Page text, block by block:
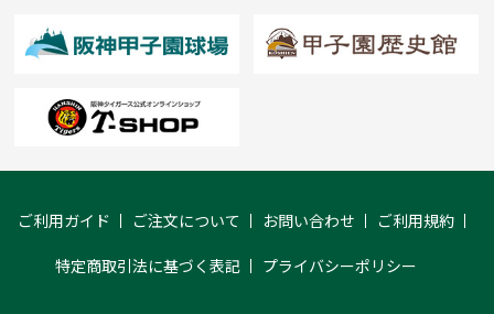
ご利用ガイド ご注文について お問い合わせ ご利用規約
特定商取引法に基づく表記 プライバシーポリシー